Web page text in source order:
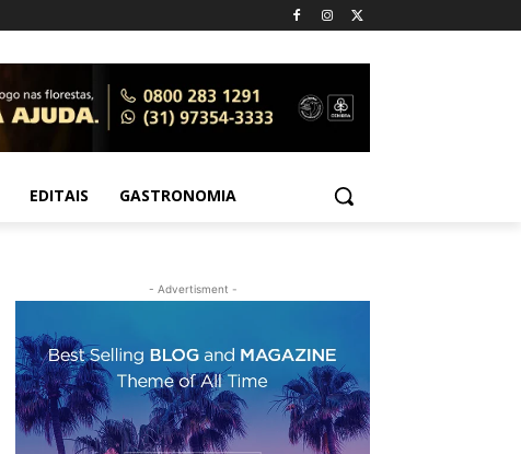
EDITAIS GASTRONOMIA
- Advertisment -